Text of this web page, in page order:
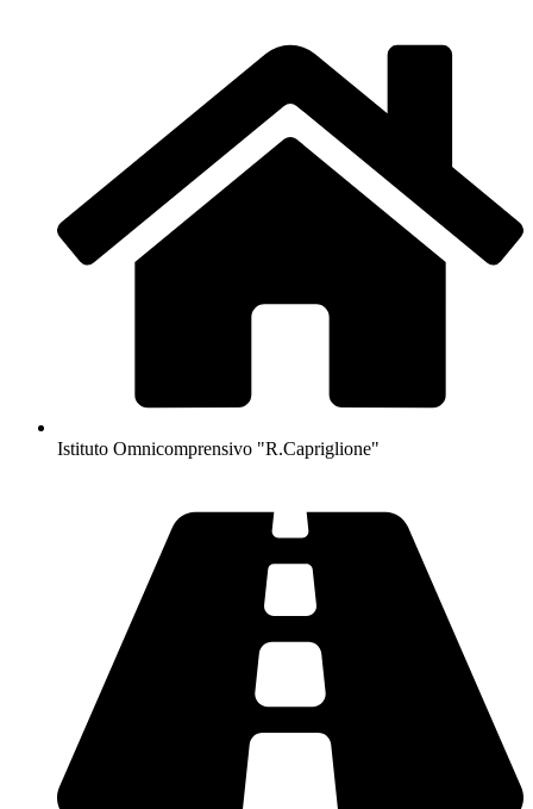
Istituto Omnicomprensivo "R.Capriglione"